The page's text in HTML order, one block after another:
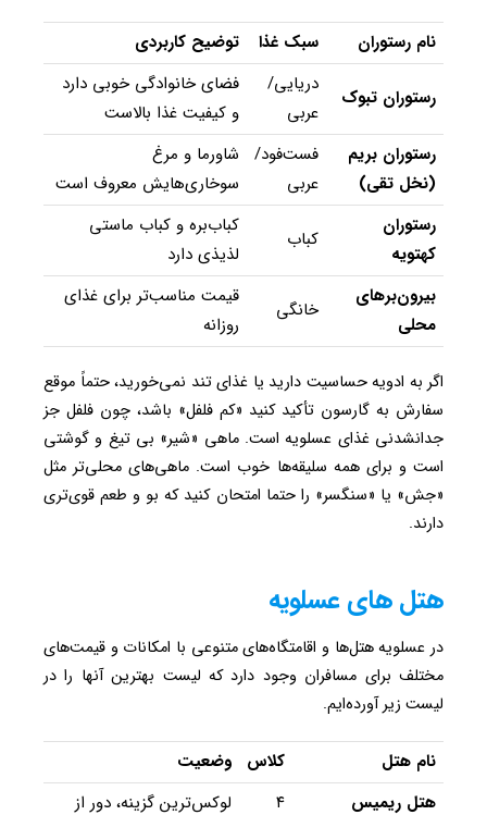
نام رستوران سبک غذا توضیح کاربردی
رستوران تبوک
دریایی/
عربی
فضای خانوادگی خوبی دارد
و کیفیت غذا بالاست
رستوران بریم
(نخل تقی)
فست‌فود/
عربی
شاورما و مرغ
سوخاری‌هایش معروف است
رستوران
کهتویه
کباب
کباب‌بره و کباب ماستی
لذیذی دارد
بیرون‌برهای
محلی
خانگی
قیمت مناسب‌تر برای غذای
روزانه
اگر به ادویه حساسیت دارید یا غذای تند نمی‌خورید، حتماً موقع
سفارش به گارسون تأکید کنید «کم فلفل» باشد، چون فلفل جز
جدانشدنی غذای عسلویه است. ماهی «شیر» بی تیغ و گوشتی
است و برای همه سلیقه‌ها خوب است. ماهی‌های محلی‌تر مثل
«جش» یا «سنگسر» را حتما امتحان کنید که بو و طعم قوی‌تری
دارند.
هتل های عسلویه
در عسلویه هتل‌ها و اقامتگاه‌های متنوعی با امکانات و قیمت‌های
مختلف برای مسافران وجود دارد که لیست بهترین آنها را در
لیست زیر آورده‌ایم.
نام هتل کلاس
وضعیت
هتل ریمیس
۴ لوکس‌ترین گزینه، دور از